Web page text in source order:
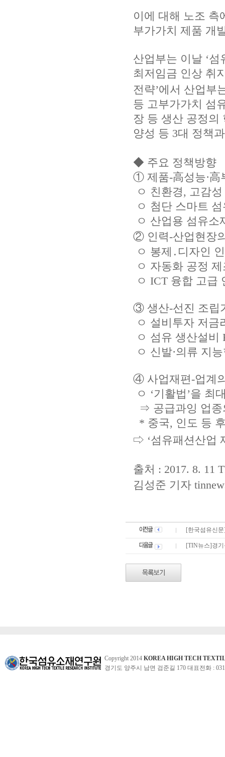
이에 대해 노조 측
부가가치 제품 개
산업부는 이날 ‘
최저임금 인상 취
전략’에서 산업부
등 고부가가치 섬
장 등 생산 공정
양성 등 3대 정책
◆ 주요 정책방향
① 제품-高성능·高
ㅇ 친환경, 고감
ㅇ 첨단 스마트 섬
ㅇ 산업용 섬유소
② 인력-산업현장
ㅇ 봉제․디자인
ㅇ 자동화 공정
ㅇ ICT 융합 고급
③ 생산-선진 조립
ㅇ 설비투자 저
ㅇ 섬유 생산설비
ㅇ 신발·의류 지
④ 사업재편-업계
ㅇ ‘기활법’을 최
⇒ 공급과잉 업종
* 중국, 인도 등
⇨ ‘섬유패션산업
출처 : 2017. 8. 11
김성준 기자
[한국섬유신
[TIN뉴스]경
Copyright 2014 KOREA HIGH TECH
경기도 양주시 남면 검준길 170 대표전화 :